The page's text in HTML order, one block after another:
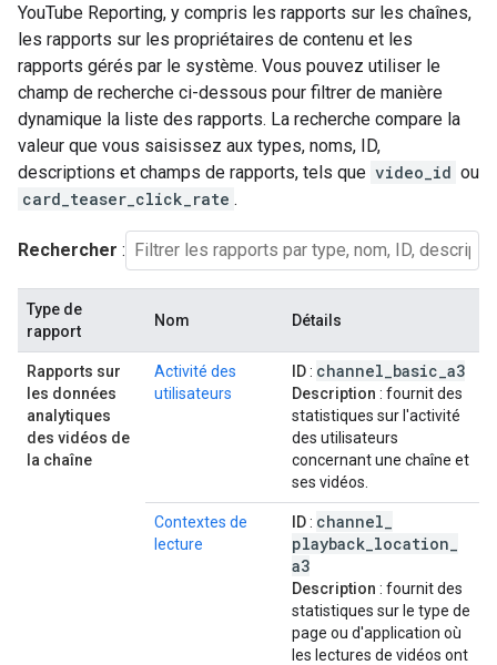
YouTube Reporting, y compris les rapports sur les chaînes,
les rapports sur les propriétaires de contenu et les
rapports gérés par le système. Vous pouvez utiliser le
champ de recherche ci-dessous pour filtrer de manière
dynamique la liste des rapports. La recherche compare la
valeur que vous saisissez aux types, noms, ID,
descriptions et champs de rapports, tels que video_id ou
card_teaser_click_rate .
Rechercher :
Type de
rapport
Nom Détails
Rapports sur
les données
analytiques
des vidéos de
la chaîne
Activité des
utilisateurs
ID: channel basic a3
Description : fournit des
statistiques sur l'activité
des utilisateurs
concernant une chaîne et
ses vidéos.
Contextes de
lecture
ID: channel
playback location
a3
Description : fournit des
statistiques sur le type de
page ou d'application où
les lectures de vidéos ont